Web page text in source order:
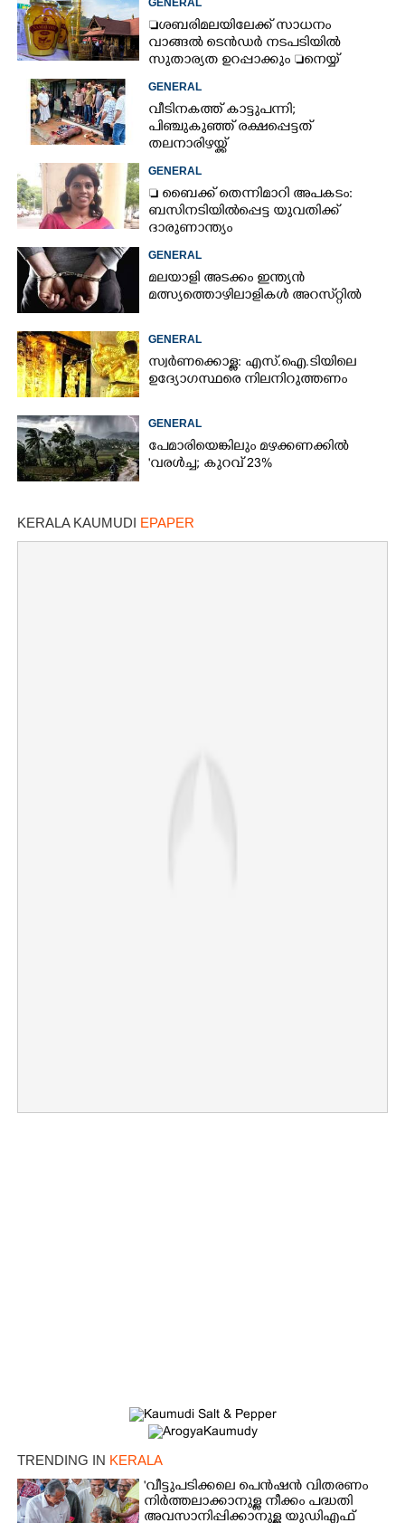
GENERAL
ശബരിമലയിലേക്ക് സാധനം
വാങ്ങൽ ടെൻ‌ഡർ നടപടിയിൽ
സുതാര്യത ഉറപ്പാക്കും നെയ്യ്
ക്രമക്കേടിൽ തുടരന്വേഷണം
GENERAL
വീടിനകത്ത് കാട്ടുപന്നി;
പിഞ്ചുകുഞ്ഞ് രക്ഷപ്പെട്ടത്
തലനാരിഴയ്ക്ക്
GENERAL
 ബൈക്ക് തെന്നിമാറി അപകടം:
ബസിനടിയിൽപ്പെട്ട യുവതിക്ക്
ദാരുണാന്ത്യം
GENERAL
മലയാളി അടക്കം ഇന്ത്യൻ
മത്സ്യത്തൊഴിലാളികൾ അറസ്‌റ്റിൽ
GENERAL
സ്വർണക്കൊള്ള: എസ്.ഐ.ടിയിലെ
ഉദ്യോഗസ്ഥരെ നിലനിറുത്തണം
GENERAL
പേമാരിയെങ്കിലും മഴക്കണക്കിൽ
'വരൾച്ച; കുറവ് 23%
KERALA KAUMUDI EPAPER
TRENDING IN KERALA
'വീട്ടുപടിക്കലെ പെൻഷൻ വിതരണം
നിർത്തലാക്കാനുള്ള നീക്കം പദ്ധതി
അവസാനിപ്പിക്കാനുള്ള യുഡിഎഫ്